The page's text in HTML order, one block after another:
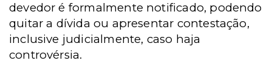
devedor é formalmente notificado, podendo
quitar a dívida ou apresentar contestação,
inclusive judicialmente, caso haja
controvérsia.